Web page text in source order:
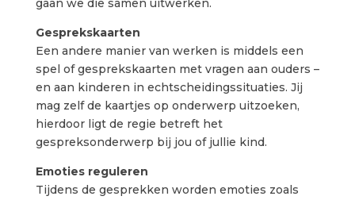
gaan we die samen uitwerken.
Gesprekskaarten
Een andere manier van werken is middels een
spel of gesprekskaarten met vragen aan ouders –
en aan kinderen in echtscheidingssituaties. Jij
mag zelf de kaartjes op onderwerp uitzoeken,
hierdoor ligt de regie betreft het
gespreksonderwerp bij jou of jullie kind.
Emoties reguleren
Tijdens de gesprekken worden emoties zoals